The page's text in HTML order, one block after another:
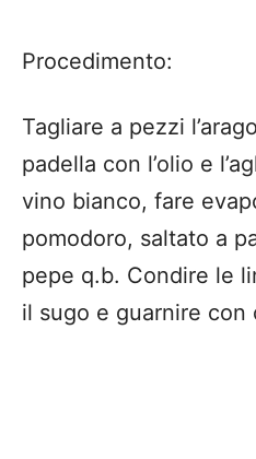
Procedimento:
Tagliare a pezzi
padella con l’olio e
vino bianco, fare
pomodoro, saltato a
pepe q.b. Condire le
il sugo e guarnire